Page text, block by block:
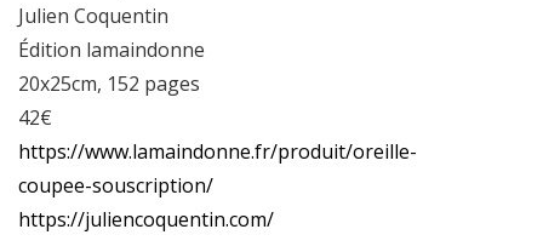
Julien Coquentin
Édition lamaindonne
20x25cm, 152 pages
42€
https://www.lamaindonne.fr/produit/oreille-
coupee-souscription/
https://juliencoquentin.com/